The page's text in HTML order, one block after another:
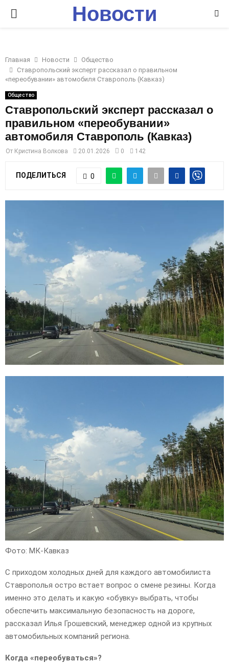
P
I
M
A
R
Y
E
U
Новости
Главная Новости
Общество
Ставропольский эксперт рассказал о правильном
«переобувании» автомобиля Ставрополь (Кавказ)
Общество
Ставропольский эксперт рассказал о
правильном «переобувании»
автомобиля Ставрополь (Кавказ)
От Кристина Волкова 20.01.2026 0 142
ПОДЕЛИТЬСЯ 0
Фото: МК-Кавказ
С приходом холодных дней для каждого автомобилиста
Ставрополья остро встает вопрос о смене резины. Когда
именно это делать и какую «обувку» выбрать, чтобы
обеспечить максимальную безопасность на дороге,
рассказал Илья Грошевский, менеджер одной из крупных
автомобильных компаний региона.
Когда «переобуваться»?